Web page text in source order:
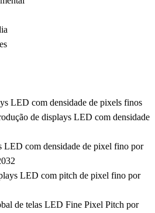
LED com densidade de pixels finos
de displays LED com densidade
LED com densidade de pixel fino por
LED com pitch de pixel fino por
de telas LED Fine Pixel Pitch por